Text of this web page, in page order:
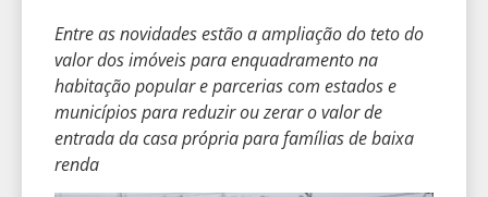
Entre as novidades estão a ampliação do teto do
valor dos imóveis para enquadramento na
habitação popular e parcerias com estados e
municípios para reduzir ou zerar o valor de
entrada da casa própria para famílias de baixa
renda